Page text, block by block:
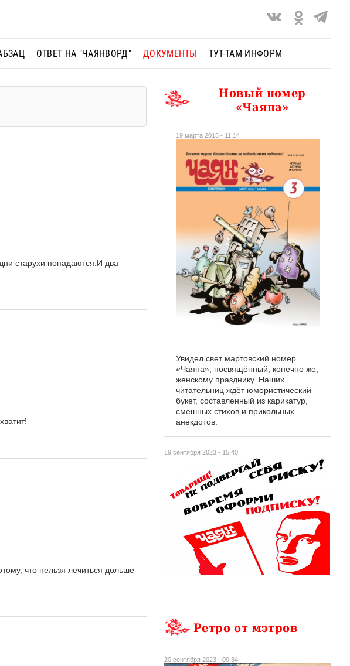
ОТВЕТ НА "ЧАЯНВОРД" ДОКУМЕНТЫ ТУТ-ТАМ ИНФОРМ
старухи попадаются.И два
что нельзя лечиться дольше
19 сентября 2023 - 15:40
Новый номер
«Чаяна»
19 марта 2015 - 11:14
Увидел свет мартовский номер
«Чаяна», посвящённый, конечно же,
женскому празднику. Наших
читательниц ждёт юмористический
букет, составленный из карикатур,
смешных стихов и прикольных
анекдотов.
Ретро от мэтров
20 сентября 2023 - 09:34